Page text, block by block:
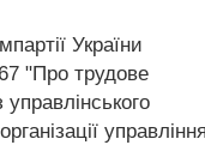
України
"Про трудове
управління